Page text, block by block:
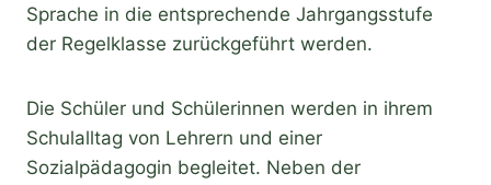
Sprache in die entsprechende Jahrgangsstufe
der Regelklasse zurückgeführt werden.
Die Schüler und Schülerinnen werden in ihrem
Schulalltag von Lehrern und einer
Sozialpädagogin begleitet. Neben der